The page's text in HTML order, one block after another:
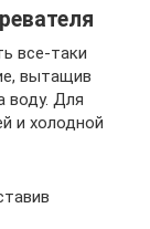
все-таки
вытащив
воду. Для
и холодной